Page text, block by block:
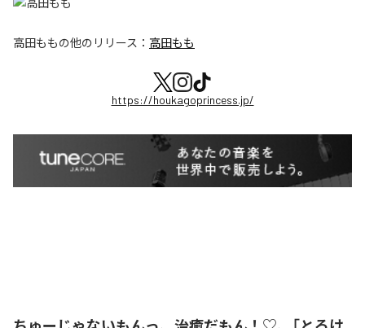
高田ももの他のリリース： 高田もも
https://houkagoprincess.jp/